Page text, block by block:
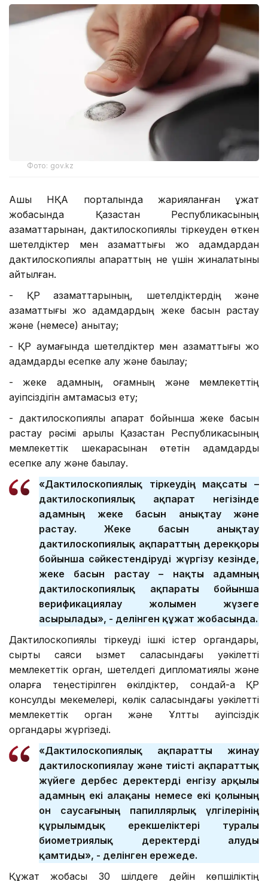
Фото: gov.kz
Ашық НҚА порталында жарияланған құжат
жобасында Қазақстан Республикасының
азаматтарынан, дактилоскопиялық тіркеуден өткен
шетелдіктер мен азаматтығы жоқ адамдардан
дактилоскопиялық ақпараттың не үшін жиналатыны
айтылған.
- ҚР азаматтарының, шетелдіктердің және
азаматтығы жоқ адамдардың жеке басын растау
және (немесе) анықтау;
- ҚР аумағында шетелдіктер мен азаматтығы жоқ
адамдарды есепке алу және бақылау;
- жеке адамның, қоғамның және мемлекеттің
қауіпсіздігін қамтамасыз ету;
- дактилоскопиялық ақпарат бойынша жеке басын
растау рәсімі арқылы Қазақстан Республикасының
мемлекеттік шекарасынан өтетін адамдарды
есепке алу және бақылау.
«Дактилоскопиялық тіркеудің мақсаты –
дактилоскопиялық ақпарат негізінде
адамның жеке басын анықтау және
растау. Жеке басын анықтау
дактилоскопиялық ақпараттың дерекқоры
бойынша сәйкестендіруді жүргізу кезінде,
жеке басын растау – нақты адамның
дактилоскопиялық ақпараты бойынша
верификациялау жолымен жүзеге
асырылады», - делінген құжат жобасында.
Дактилоскопиялық тіркеуді ішкі істер органдары,
сыртқы саяси қызмет саласындағы уәкілетті
мемлекеттік орган, шетелдегі дипломатиялық және
оларға теңестірілген өкілдіктер, сондай-ақ ҚР
консулдық мекемелері, көлік саласындағы уәкілетті
мемлекеттік орган және Ұлттық қауіпсіздік
органдары жүргізеді.
«Дактилоскопиялық ақпаратты жинау
дактилоскопиялау және тиісті ақпараттық
жүйеге дербес деректерді енгізу арқылы
адамның екі алақаны немесе екі қолының
он саусағының папиллярлық үлгілерінің
құрылымдық ерекшеліктері туралы
биометриялық деректерді алуды
қамтиды», - делінген ережеде.
Құжат жобасы 30 шілдеге дейін көпшіліктің